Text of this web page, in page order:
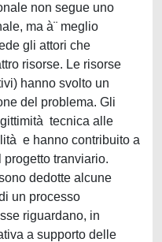
non segue uno
ma à¨ meglio
gli attori che
risorse. Le risorse
hanno svolto un
del problema. Gli
tecnica alle
e hanno contribuito a
tranviario.
dedotte alcune
un processo
riguardano, in
a supporto delle